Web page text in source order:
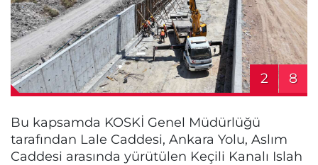
2 8
Bu kapsamda KOSKİ Genel Müdürlüğü
tarafından Lale Caddesi, Ankara Yolu, Aslım
Caddesi arasında yürütülen Keçili Kanalı Islah